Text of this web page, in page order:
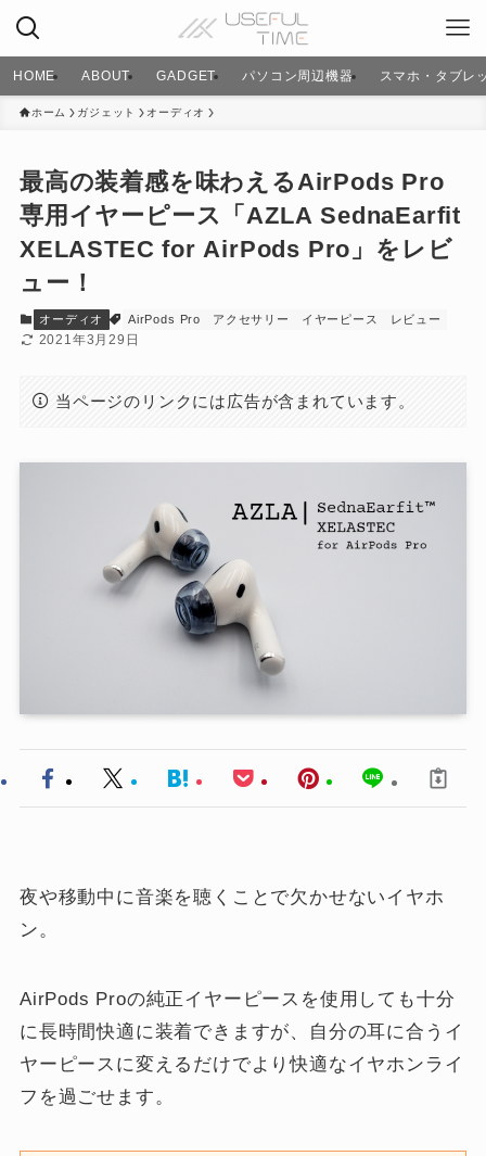
HOME ABOUT GADGET パソコン周辺機器 スマホ・タブレ
ホーム ガジェット オーディオ
最高の装着感を味わえるAirPods Pro
専用イヤーピース「AZLA SednaEarfit
XELASTEC for AirPods Pro」をレビ
ュー！
オーディオ AirPods Pro アクセサリー イヤーピース レビュー
2021年3月29日
当ページのリンクには広告が含まれています。
夜や移動中に音楽を聴くことで欠かせないイヤホ
ン。
AirPods Proの純正イヤーピースを使用しても十分
に長時間快適に装着できますが、自分の耳に合うイ
ヤーピースに変えるだけでより快適なイヤホンライ
フを過ごせます。